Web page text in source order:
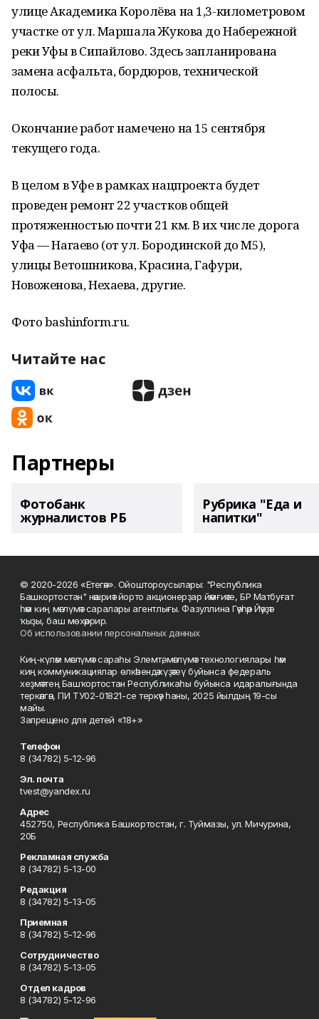
улице Академика Королёва на 1,3-километровом
участке от ул. Маршала Жукова до Набережной
реки Уфы в Сипайлово. Здесь запланирована
замена асфальта, бордюров, технической
полосы.
Окончание работ намечено на 15 сентября
текущего года.
В целом в Уфе в рамках нацпроекта будет
проведен ремонт 22 участков общей
протяженностью почти 21 км. В их числе дорога
Уфа — Нагаево (от ул. Бородинской до М5),
улицы Ветошникова, Красина, Гафури,
Новоженова, Нехаева, другие.
Фото bashinform.ru.
Читайте нас
Партнеры
Фотобанк
журналистов РБ
Рубрика "Еда и
напитки"
© 2020-2026 «Етегән». Ойоштороусылары: "Республика
Башкортостан" нәшриәт йорто акционерҙар йәмғиәте, БР Матбуғат
һәм киң мәғлүмәт саралары агентлығы. Фазуллина Гәүһәр Йәүҙәт
ҡыҙы, баш мөхәррир.
Об использовании персональных данных
Киң-күләм мәғлүмәт сараһы Элемтә, мәғлүмәт технологиялары һәм
киң коммуникациялар өлкәһендә күҙәтеү буйынса федераль
хеҙмәттең Башҡортостан Республикаһы буйынса идаралығында
теркәлгән, ПИ ТУ02-01821-се теркәү һаны, 2025 йылдың 19-сы
майы.
Запрещено для детей «18+»
Телефон
8 (34782) 5-12-96
Эл. почта
tvest@yandex.ru
Адрес
452750, Республика Башкортостан, г. Туймазы, ул. Мичурина,
20Б
Рекламная служба
8 (34782) 5-13-00
Редакция
8 (34782) 5-13-05
Приемная
8 (34782) 5-12-96
Сотрудничество
8 (34782) 5-13-05
Отдел кадров
8 (34782) 5-12-96